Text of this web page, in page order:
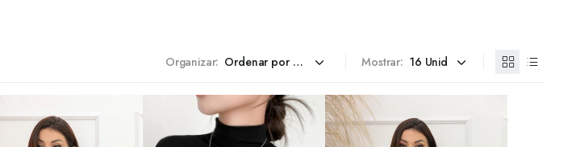
Organizar: Mostrar: